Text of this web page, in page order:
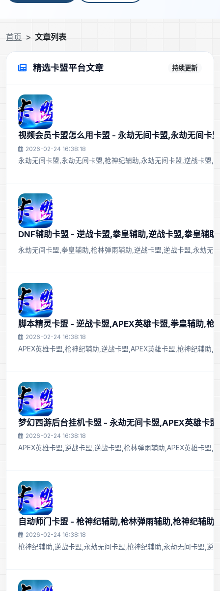
首页 文章列表
精选卡盟平台文章 持续更新
视频会员卡盟怎么用卡盟 - 永劫无间卡盟,永劫无间卡
2026-02-24 16:38:18
永劫无间卡盟,永劫无间卡盟,枪神纪辅助,永劫无间卡盟,逆战卡盟,
DNF辅助卡盟 - 逆战卡盟,拳皇辅助,逆战卡盟,拳皇辅助
永劫无间卡盟,拳皇辅助,枪林弹雨辅助,逆战卡盟,逆战卡盟,永劫无
脚本精灵卡盟 - 逆战卡盟,APEX英雄卡盟,拳皇辅助,枪
2026-02-24 16:38:18
APEX英雄卡盟,枪神纪辅助,逆战卡盟,APEX英雄卡盟,枪神纪辅助,
梦幻西游后台挂机卡盟 - 永劫无间卡盟,APEX英雄卡
2026-02-24 16:38:18
APEX英雄卡盟,逆战卡盟,逆战卡盟,枪林弹雨辅助,APEX英雄卡盟,
自动师门卡盟 - 枪神纪辅助,枪林弹雨辅助,枪神纪辅助,
2026-02-24 16:38:18
枪神纪辅助,逆战卡盟,永劫无间卡盟,枪神纪辅助,永劫无间卡盟,逆